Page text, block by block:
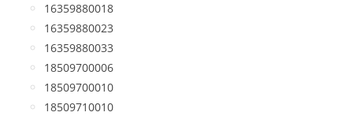
16359880018
16359880023
16359880033
18509700006
18509700010
18509710010